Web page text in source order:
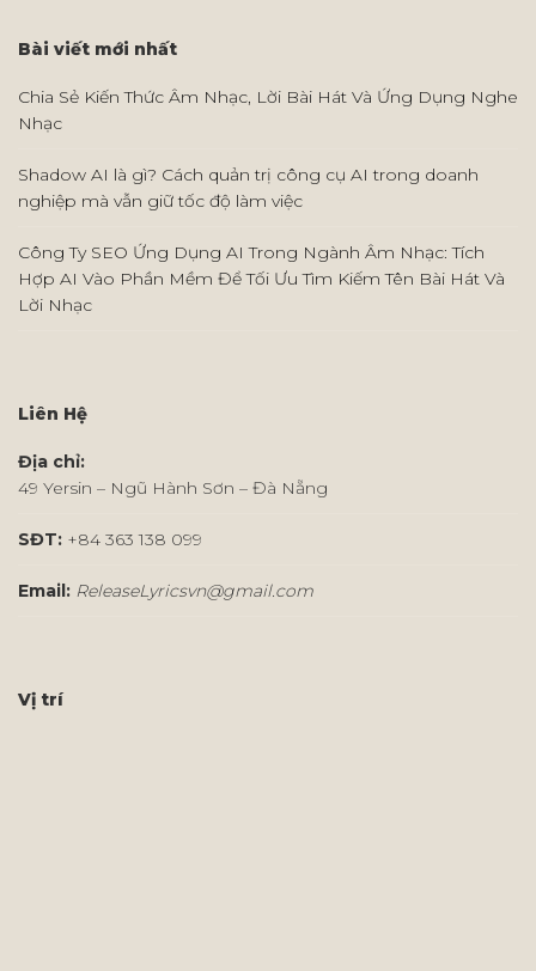
Bài viết mới nhất
Chia Sẻ Kiến Thức Âm Nhạc, Lời Bài Hát Và Ứng Dụng Nghe
Nhạc
Shadow AI là gì? Cách quản trị công cụ AI trong doanh
nghiệp mà vẫn giữ tốc độ làm việc
Công Ty SEO Ứng Dụng AI Trong Ngành Âm Nhạc: Tích
Hợp AI Vào Phần Mềm Để Tối Ưu Tìm Kiếm Tên Bài Hát Và
Lời Nhạc
Liên Hệ
Địa chỉ:
49 Yersin – Ngũ Hành Sơn – Đà Nẵng
SĐT: +84 363 138 099
Email: ReleaseLyricsvn@gmail.com
Vị trí